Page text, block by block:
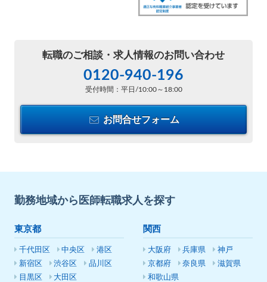
転職のご相談・ 求人情報のお問い合わせ
0120-940-196
受付時間：平日/10:00～18:00
お問合せフォーム
勤務地域から医師転職求人を探す
東京都
千代田区 中央区
港区
新宿区
渋谷区
品川区
目黒区
大田区
関西
大阪府 兵庫県
神戸
京都府
奈良県
滋賀県
和歌山県